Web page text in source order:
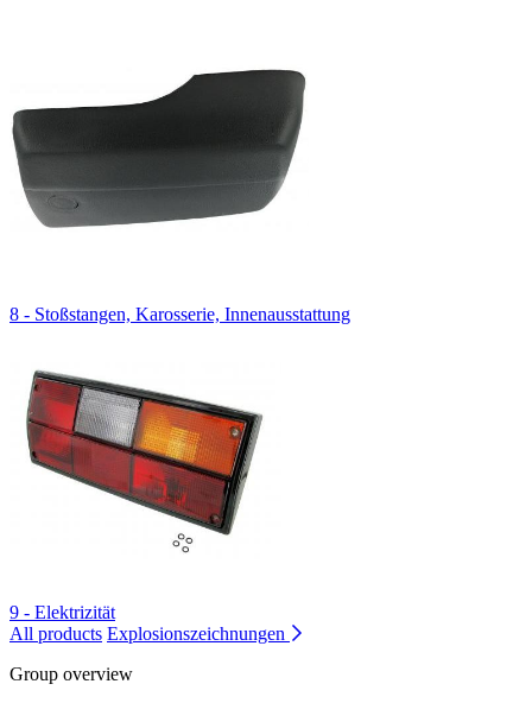
8 - Stoßstangen, Karosserie, Innenausstattung
9 - Elektrizität
All products Explosionszeichnungen
Group overview